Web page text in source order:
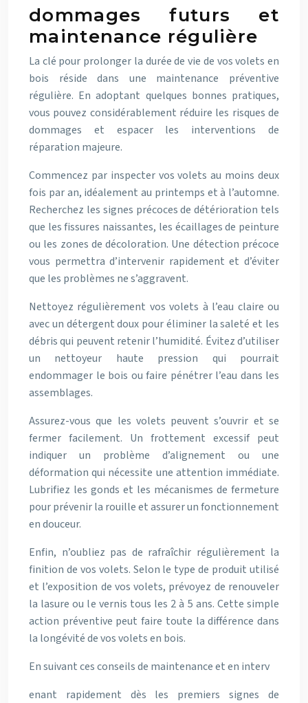
dommages futurs et
maintenance régulière
La clé pour prolonger la durée de vie de vos volets en
bois réside dans une maintenance préventive
régulière. En adoptant quelques bonnes pratiques,
vous pouvez considérablement réduire les risques de
dommages et espacer les interventions de
réparation majeure.
Commencez par inspecter vos volets au moins deux
fois par an, idéalement au printemps et à l’automne.
Recherchez les signes précoces de détérioration tels
que les fissures naissantes, les écaillages de peinture
ou les zones de décoloration. Une détection précoce
vous permettra d’intervenir rapidement et d’éviter
que les problèmes ne s’aggravent.
Nettoyez régulièrement vos volets à l’eau claire ou
avec un détergent doux pour éliminer la saleté et les
débris qui peuvent retenir l’humidité. Évitez d’utiliser
un nettoyeur haute pression qui pourrait
endommager le bois ou faire pénétrer l’eau dans les
assemblages.
Assurez-vous que les volets peuvent s’ouvrir et se
fermer facilement. Un frottement excessif peut
indiquer un problème d’alignement ou une
déformation qui nécessite une attention immédiate.
Lubrifiez les gonds et les mécanismes de fermeture
pour prévenir la rouille et assurer un fonctionnement
en douceur.
Enfin, n’oubliez pas de rafraîchir régulièrement la
finition de vos volets. Selon le type de produit utilisé
et l’exposition de vos volets, prévoyez de renouveler
la lasure ou le vernis tous les 2 à 5 ans. Cette simple
action préventive peut faire toute la différence dans
la longévité de vos volets en bois.
En suivant ces conseils de maintenance et en interv
enant rapidement dès les premiers signes de